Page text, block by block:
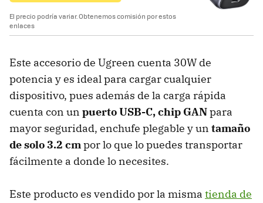
El precio podría variar. Obtenemos comisión por estos
enlaces
Este accesorio de Ugreen cuenta 30W de
potencia y es ideal para cargar cualquier
dispositivo, pues además de la carga rápida
cuenta con un puerto USB-C, chip GANpara
mayor seguridad, enchufe plegable y un tamaño
de solo 3.2 cmpor lo que lo puedes transportar
fácilmente a donde lo necesites.
Este producto es vendido por la misma tienda de